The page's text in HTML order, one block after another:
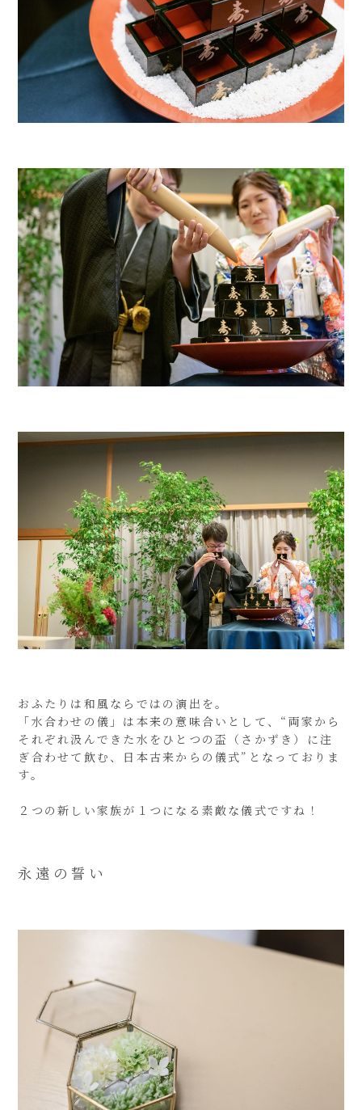
おふたりは和風ならではの演出を。
「水合わせの儀」は本来の意味合いとして、“両家から
それぞれ汲んできた水をひとつの盃（さかずき）に注
ぎ合わせて飲む、日本古来からの儀式”となっておりま
す。
２つの新しい家族が１つになる素敵な儀式ですね！
永遠の誓い